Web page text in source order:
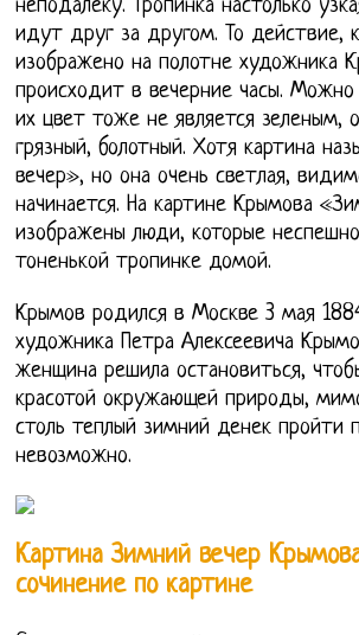
неподалеку. Тропинка настолько
идут друг за другом. То действие,
изображено на полотне художника
происходит в вечерние часы.
их цвет тоже не является зеленым,
грязный, болотный. Хотя картина
вечер», но она очень светлая,
начинается. На картине Крымова
изображены люди, которые
тоненькой тропинке домой.
Крымов родился в Москве 3 мая
художника Петра Алексеевича
женщина решила остановиться,
красотой окружающей природы,
столь теплый зимний денек пройти
невозможно.
Картина Зимний вечер
сочинение по картине